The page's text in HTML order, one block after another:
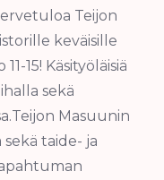
Teijon
keväisille
15! Käsityöläisiä
sekä
Masuunin
taide- ja